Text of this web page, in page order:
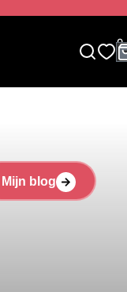
0
Mijn blog